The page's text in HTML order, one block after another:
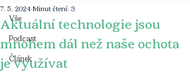
Vše
Podcast
Článek
Aktuální technologie jsou
mnohem dál než naše ochota
je využívat
7. 5. 2024 Minut čtení: 3